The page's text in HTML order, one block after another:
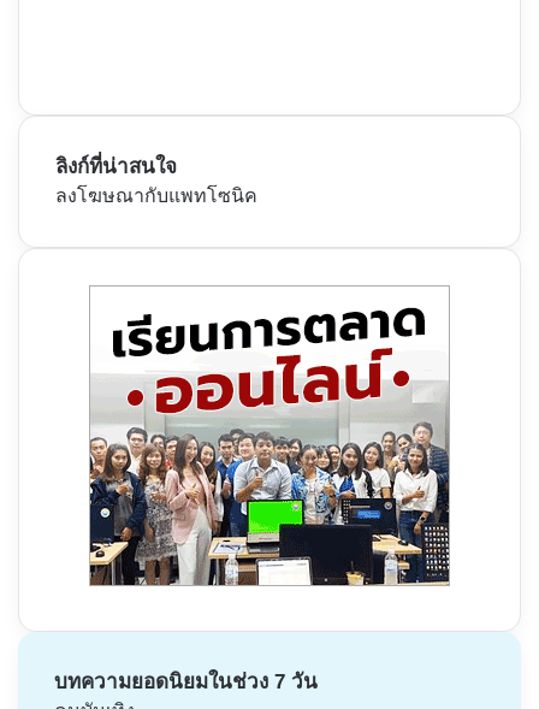
ลิงก์ที่น่าสนใจ
ลงโฆษณากับแพทโซนิค
บทความยอดนิยมในช่วง 7 วัน